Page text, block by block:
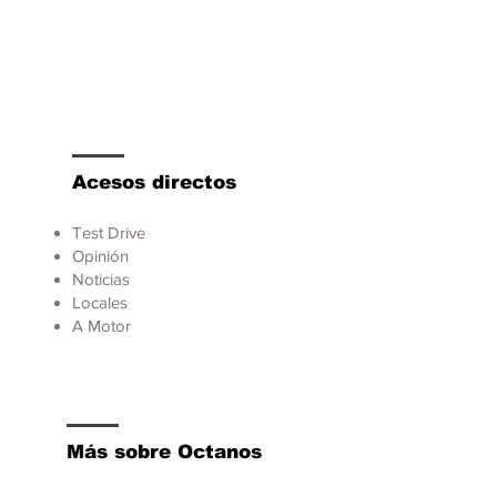
Acesos directos
Test Drive
Opinión
Noticias
Locales
A Motor
Más sobre Octanos